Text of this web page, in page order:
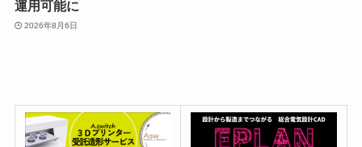
運用可能に
2026年8月6日